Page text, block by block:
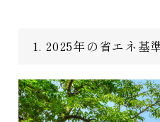
1. 2025年の省エネ基